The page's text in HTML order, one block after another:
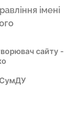
імені
сайту -
СумДУ